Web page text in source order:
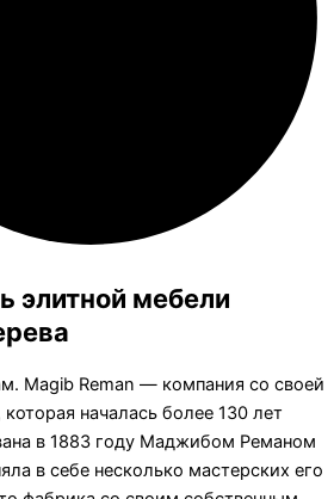
элитной мебели
Magib Reman — компания со своей
началась более 130 лет
в 1883 году Маджибом Реманом
в себе несколько мастерских его